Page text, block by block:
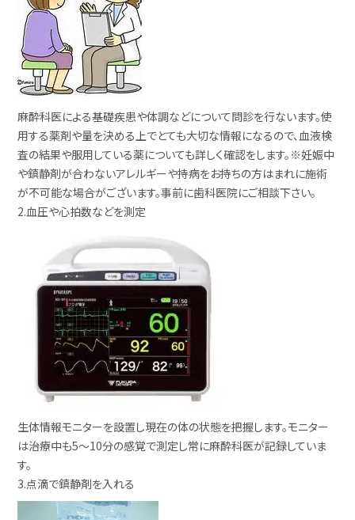
麻酔科医による基礎疾患や体調などについて問診を行ないます。使
用する薬剤や量を決める上でとても大切な情報になるので、血液検
査の結果や服用している薬についても詳しく確認をします。 ※妊娠中
や鎮静剤が合わないアレルギーや持病をお持ちの方はまれに施術
が不可能な場合がございます。事前に歯科医院にご相談下さい。
2.血圧や心拍数などを測定
生体情報モニターを設置し現在の体の状態を把握します。モニター
は治療中も5～10分の感覚で測定し常に麻酔科医が記録していま
す。
3.点滴で鎮静剤を入れる